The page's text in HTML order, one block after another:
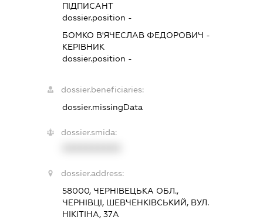
ПІДПИСАНТ
dossier.position -
БОМКО В'ЯЧЕСЛАВ ФЕДОРОВИЧ -
КЕРІВНИК
dossier.position -
dossier.beneficiaries:
dossier.missingData
dossier.smida:
dossier.address:
58000, ЧЕРНІВЕЦЬКА ОБЛ.,
ЧЕРНІВЦІ, ШЕВЧЕНКІВСЬКИЙ, ВУЛ.
НІКІТІНА, 37А